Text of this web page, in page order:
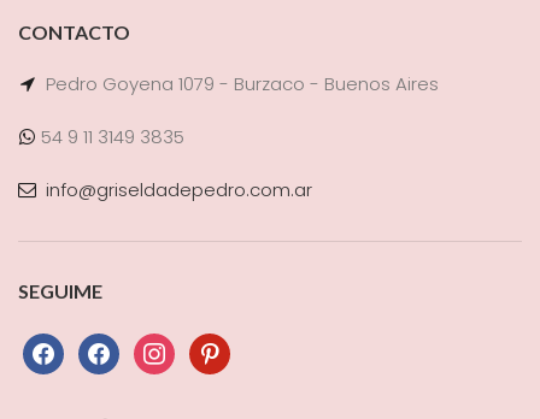
CONTACTO
Pedro Goyena 1079 - Burzaco - Buenos Aires
54 9 11 3149 3835
info@griseldadepedro.com.ar
SEGUIME
facebookfacebookinstagrampinterest